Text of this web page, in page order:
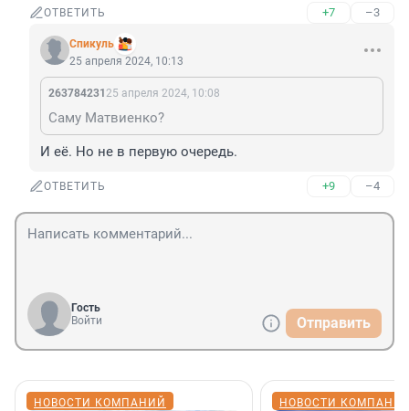
ОТВЕТИТЬ +7 –3
Спикуль
25 апреля 2024, 10:13
263784231 25 апреля 2024, 10:08
Саму Матвиенко?
И её. Но не в первую очередь.
ОТВЕТИТЬ +9 –4
Гость
Войти
Отправить
НОВОСТИ КОМПАНИЙ НОВОСТИ